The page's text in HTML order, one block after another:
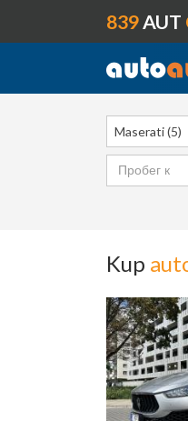
839AUT
Maserati (5)
Kup